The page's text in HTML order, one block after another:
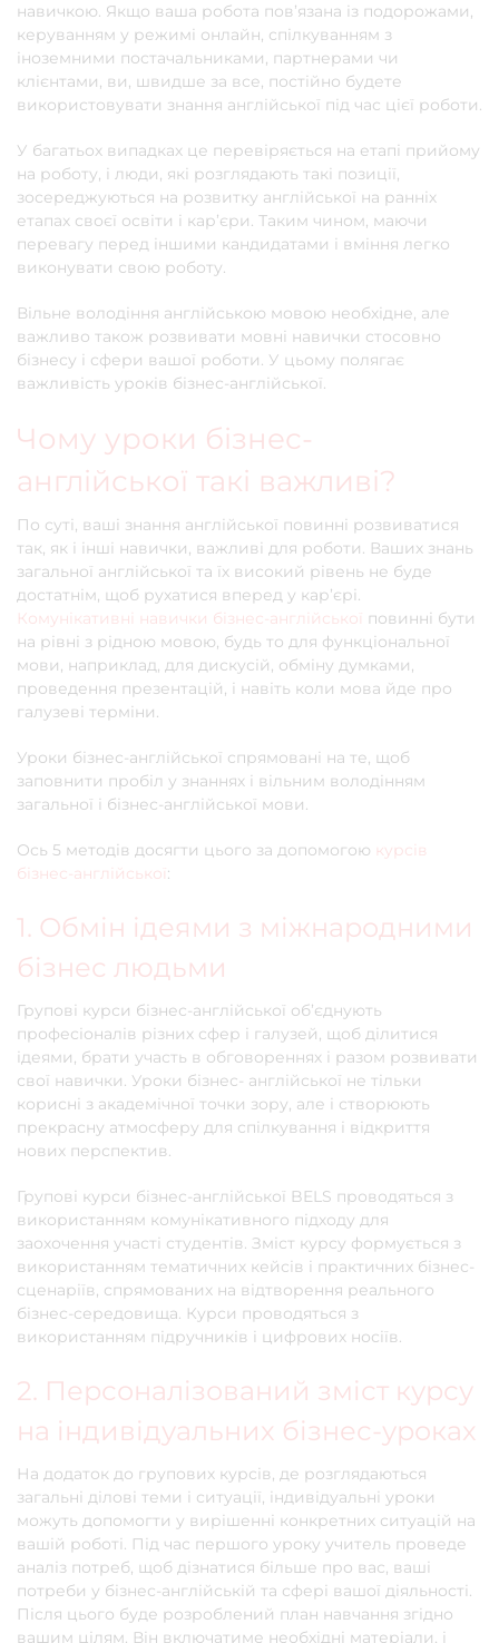
навичкою. Якщо ваша робота пов’язана із подорожами,
керуванням у режимі онлайн, спілкуванням з
іноземними постачальниками, партнерами чи
клієнтами, ви, швидше за все, постійно будете
використовувати знання англійської під час цієї роботи.
У багатьох випадках це перевіряється на етапі прийому
на роботу, і люди, які розглядають такі позиції,
зосереджуються на розвитку англійської на ранніх
етапах своєї освіти і кар’єри. Таким чином, маючи
перевагу перед іншими кандидатами і вміння легко
виконувати свою роботу.
Вільне володіння англійською мовою необхідне, але
важливо також розвивати мовні навички стосовно
бізнесу і сфери вашої роботи. У цьому полягає
важливість уроків бізнес-англійської.
Чому уроки бізнес-
англійської такі важливі?
По суті, ваші знання англійської повинні розвиватися
так, як і інші навички, важливі для роботи. Ваших знань
загальної англійської та їх високий рівень не буде
достатнім, щоб рухатися вперед у кар’єрі.
Комунікативні навички бізнес-англійської повинні бути
на рівні з рідною мовою, будь то для функціональної
мови, наприклад, для дискусій, обміну думками,
проведення презентацій, і навіть коли мова йде про
галузеві терміни.
Уроки бізнес-англійської спрямовані на те, щоб
заповнити пробіл у знаннях і вільним володінням
загальної і бізнес-англійської мови.
Ось 5 методів досягти цього за допомогою курсів
бізнес-англійської :
1. Обмін ідеями з міжнародними
бізнес людьми
Групові курси бізнес-англійської об’єднують
професіоналів різних сфер і галузей, щоб ділитися
ідеями, брати участь в обговореннях і разом розвивати
свої навички. Уроки бізнес- англійської не тільки
корисні з академічної точки зору, але і створюють
прекрасну атмосферу для спілкування і відкриття
нових перспектив.
Групові курси бізнес-англійської BELS проводяться з
використанням комунікативного підходу для
заохочення участі студентів. Зміст курсу формується з
використанням тематичних кейсів і практичних бізнес-
сценаріїв, спрямованих на відтворення реального
бізнес-середовища. Курси проводяться з
використанням підручників і цифрових носіїв.
2. Персоналізований зміст курсу
на індивідуальних бізнес-уроках
На додаток до групових курсів, де розглядаються
загальні ділові теми і ситуації, індивідуальні уроки
можуть допомогти у вирішенні конкретних ситуацій на
вашій роботі. Під час першого уроку учитель проведе
аналіз потреб, щоб дізнатися більше про вас, ваші
потреби у бізнес-англійській та сфері вашої діяльності.
Після цього буде розроблений план навчання згідно
вашим цілям. Він включатиме необхідні матеріали, і